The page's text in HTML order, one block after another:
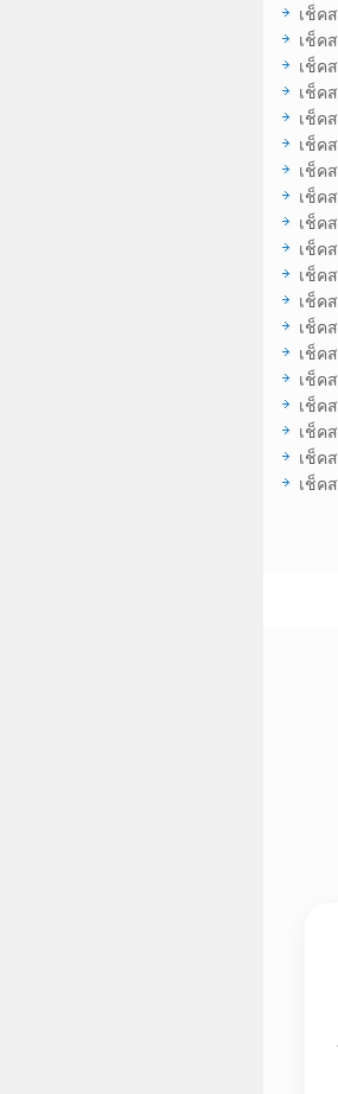
เช็ค
เช็ค
เช็ค
เช็ค
เช็ค
เช็ค
เช็ค
เช็ค
เช็ค
เช็ค
เช็ค
เช็ค
เช็ค
เช็ค
เช็ค
เช็ค
เช็ค
เช็ค
เช็ค